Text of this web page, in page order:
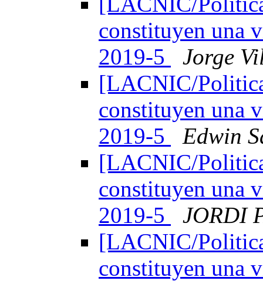
constituyen una
2019-5
Jorge
[LACNIC/
constituyen una
2019-5
Edwin
[LACNIC/
constituyen una
2019-5
JORDI
[LACNIC/
constituyen una